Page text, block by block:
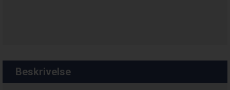
Beskrivelse